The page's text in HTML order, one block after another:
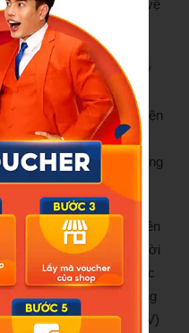
năm lên đường bảo vệ
tiêu được giao.
giữa năm 2023, nêu ý
Quốc phòng Phan Văn
người đến tuổi thực hiện
lượng miễn, hoãn lại
theo hướng giảm đối tượng
khoảng 2 triệu thanh niên
năm chỉ có 100.000 người
người đến tuổi thực
đông, nhưng số lượng
thanh niên vẽ (xăm – PV)